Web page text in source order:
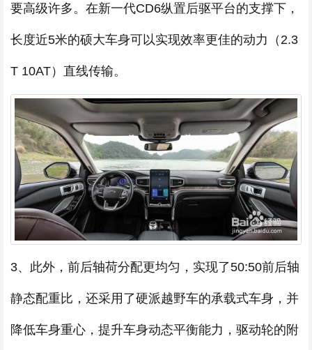
要高级许多。在新一代CD6纵置后驱平台的支撑下，
长度近5米的硕大车身可以实现效率更佳的动力（2.3
T 10AT）直线传输。
3、此外，前后轴荷分配更均匀，实现了50:50前后轴
静态配重比，还采用了硬派越野车的承载式车身，并
降低车身重心，提升车身动态平衡能力，驱动轮的附